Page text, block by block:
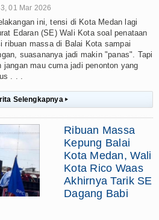
01 Mar 2026
ini, tensi di Kota Medan lagi
Edaran (SE) Wali Kota soal penataan
ribuan massa di Balai Kota sampai
suasananya jadi makin "panas". Tapi
jangan mau cuma jadi penonton yang
. . .
Selengkapnya ▸
Ribuan Massa
Kepung Balai
Kota Medan, Wali
Kota Rico Waas
Akhirnya Tarik SE
Dagang Babi